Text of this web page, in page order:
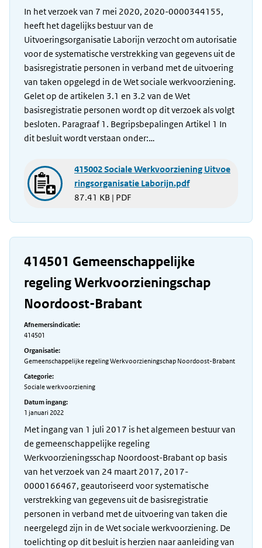
In het verzoek van 7 mei 2020, 2020-0000344155,
heeft het dagelijks bestuur van de
Uitvoeringsorganisatie Laborijn verzocht om autorisatie
voor de systematische verstrekking van gegevens uit de
basisregistratie personen in verband met de uitvoering
van taken opgelegd in de Wet sociale werkvoorziening.
Gelet op de artikelen 3.1 en 3.2 van de Wet
basisregistratie personen wordt op dit verzoek als volgt
besloten. Paragraaf 1. Begripsbepalingen Artikel 1 In
dit besluit wordt verstaan onder:…
415002 Sociale Werkvoorziening Uitvoe
ringsorganisatie Laborijn.pdf
87.41 KB | PDF
414501 Gemeenschappelijke
regeling Werkvoorzieningschap
Noordoost-Brabant
Afnemersindicatie:
414501
Organisatie:
Gemeenschappelijke regeling Werkvoorzieningschap Noordoost-Brabant
Categorie:
Sociale werkvoorziening
Datum ingang:
1 januari 2022
Met ingang van 1 juli 2017 is het algemeen bestuur van
de gemeenschappelijke regeling
Werkvoorzieningsschap Noordoost-Brabant op basis
van het verzoek van 24 maart 2017, 2017-
0000166467, geautoriseerd voor systematische
verstrekking van gegevens uit de basisregistratie
personen in verband met de uitvoering van taken die
neergelegd zijn in de Wet sociale werkvoorziening. De
toelichting op dit besluit is herzien naar aanleiding van